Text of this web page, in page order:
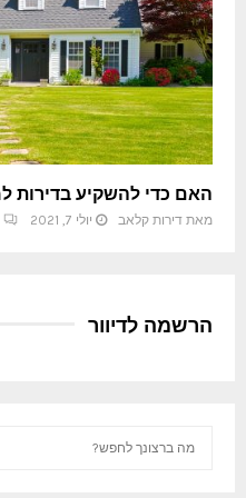
האם כדי להשקיע בדירות
מאת דירות קלאב יולי 7, 2021
הרשמה לדיוור